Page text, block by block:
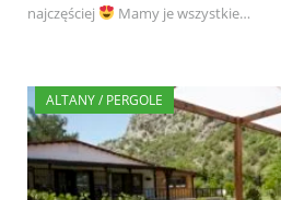
najczęściej
Mamy je wszystkie…
ALTANY / PERGOLE